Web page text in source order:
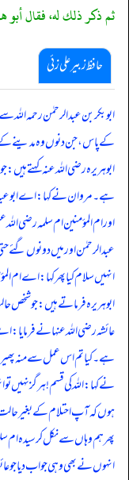
ثم ذكر ذلك له، فقال أبو
حافظ زبیر علی زئی
ابوبکر بن عبدالرحمٰن رحمہ
کے پاس، جن دنوں وہ مدینے کے
ابوہریرہ رضی اللہ عنہ کہتے
ہے۔ مروان نے کہا: اے
اور ام المؤمنین ام سلمہ رضی
عبدالرحمٰن اور میں دونوں گئے
انہیں سلام کیا پھر کہا: اے ام
ابوہریرہ فرماتے ہیں: جو شخص
عائشہ رضی اللہ عنہا نے
ہے۔ کیا تم اس عمل سے منہ
نے کہا: اللہ کی قسم! ہرگز نہیں
ہوں کہ آپ احتلام کے بغیر
پھر ہم وہاں سے نکل کر سیدہ ام
انہوں نے بھی وہی جواب دیا جو